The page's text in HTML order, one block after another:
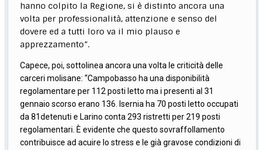
hanno colpito la Regione, si è distinto ancora una
volta per professionalità, attenzione e senso del
dovere ed a tutti loro va il mio plauso e
apprezzamento”.
Capece, poi, sottolinea ancora una volta le criticità delle
carceri molisane: “Campobasso ha una disponibilità
regolamentare per 112 posti letto ma i presenti al 31
gennaio scorso erano 136. Isernia ha 70 posti letto occupati
da 81detenuti e Larino conta 293 ristretti per 219 posti
regolamentari. È evidente che questo sovraffollamento
contribuisce ad acuire lo stress e le già gravose condizioni di